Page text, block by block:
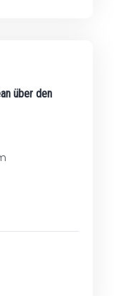
über den